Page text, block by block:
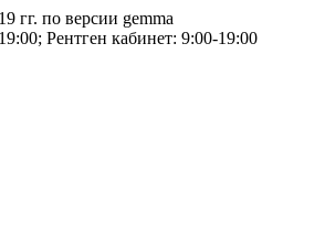
гг. по версии gemma
Рентген кабинет: 9:00-19:00